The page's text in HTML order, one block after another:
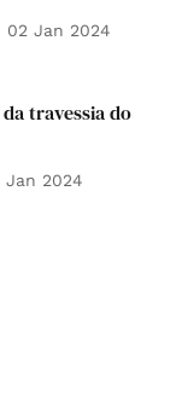
02 Jan 2024
travessia do
Jan 2024